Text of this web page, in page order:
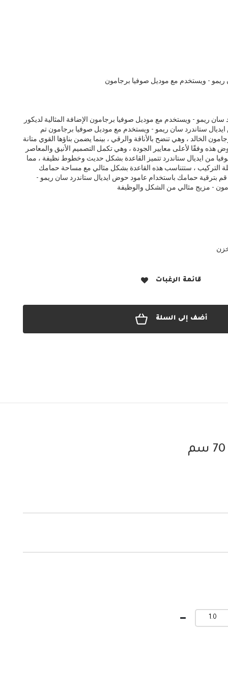
- ويستخدم مع موديل صوفيا برجامون
سان ريمو - ويستخدم مع موديل صوفيا برجامون الإضافة المثالية لديكور
ستاندرد سان ريمو - ويستخدم مع موديل صوفيا برجامون تم
الخالد ، وهي تنضح بالأناقة والرقي ، بينما يضمن بناؤها القوي متانة
هذه وفقًا لأعلى معايير الجودة ، وهي تكمل التصميم الأنيق والمعاصر
من ايديال ستاندرد تتميز القاعدة بشكل حديث وخطوط نظيفة ، مما
التركيب ، ستتناسب هذه القاعدة بشكل مثالي مع مساحة حمامك
قم بترقية حمامك باستخدام عامود حوض ايديال ستاندرد سان ريمو -
قائمة الرغبات
أضف إلى السلة